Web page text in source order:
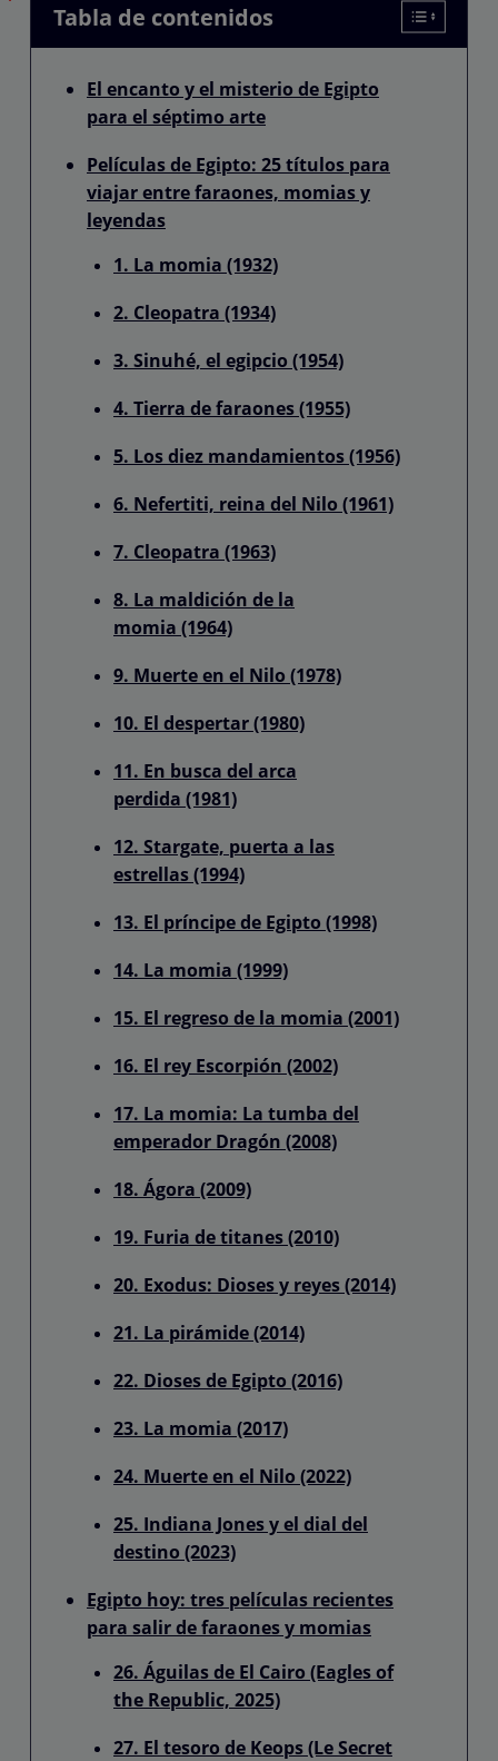
Tabla de contenidos
El encanto y el misterio de Egipto
para el séptimo arte
Películas de Egipto: 25 títulos para
viajar entre faraones, momias y
leyendas
1. La momia (1932)
2. Cleopatra (1934)
3. Sinuhé, el egipcio (1954)
4. Tierra de faraones (1955)
5. Los diez mandamientos (1956)
6. Nefertiti, reina del Nilo (1961)
7. Cleopatra (1963)
8. La maldición de la
momia (1964)
9. Muerte en el Nilo (1978)
10. El despertar (1980)
11. En busca del arca
perdida (1981)
12. Stargate, puerta a las
estrellas (1994)
13. El príncipe de Egipto (1998)
14. La momia (1999)
15. El regreso de la momia (2001)
16. El rey Escorpión (2002)
17. La momia: La tumba del
emperador Dragón (2008)
18. Ágora (2009)
19. Furia de titanes (2010)
20. Exodus: Dioses y reyes (2014)
21. La pirámide (2014)
22. Dioses de Egipto (2016)
23. La momia (2017)
24. Muerte en el Nilo (2022)
25. Indiana Jones y el dial del
destino (2023)
Egipto hoy: tres películas recientes
para salir de faraones y momias
26. Águilas de El Cairo (Eagles of
the Republic, 2025)
27. El tesoro de Keops (Le Secret